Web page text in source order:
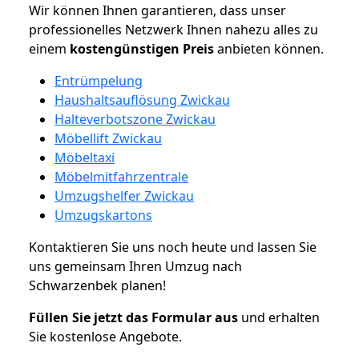
Wir können Ihnen garantieren, dass unser
professionelles Netzwerk Ihnen nahezu alles zu
einem kostengünstigen Preisanbieten können.
Entrümpelung
Haushaltsauflösung Zwickau
Halteverbotszone Zwickau
Möbellift Zwickau
Möbeltaxi
Möbelmitfahrzentrale
Umzugshelfer Zwickau
Umzugskartons
Kontaktieren Sie uns noch heute und lassen Sie
uns gemeinsam Ihren Umzug nach
Schwarzenbek planen!
Füllen Sie jetzt das Formular aus und erhalten
Sie kostenlose Angebote.